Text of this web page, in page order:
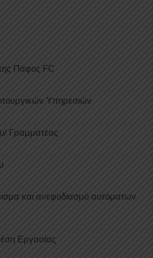
της Πάφος FC
Υπηρεσιών
Γραμματέας
και ανεφοδιασμό αυτόματων
Εργασίας